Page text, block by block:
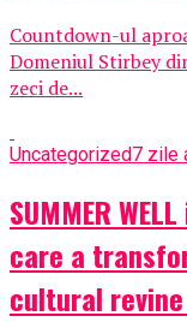
Countdown-ul
Domeniul Stirbey
zeci de...
Uncategorized7 zile
SUMMER
care a
cultural